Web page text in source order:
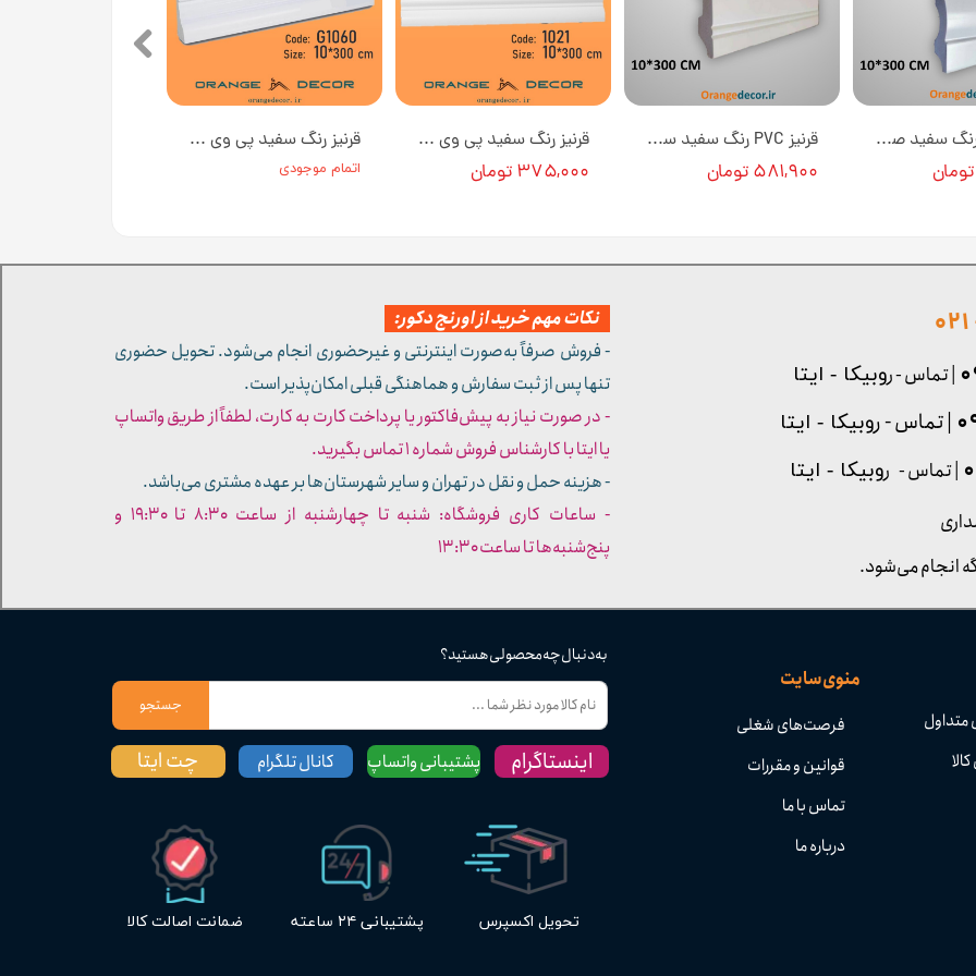
قرنیز رنگ سفید پی وی سی 10 سانتی متر کد G1060 طول ۳ متر [انبار تهران]
اتمام موجودی
قرنیز رنگ سفید پی وی سی 10 سانتی متر کد 1021 [انبار تهران]
۳۷۵,۰۰۰ تومان
قرنیز PVC رنگ سفید ساده عرض 10 سانت کد AH315 طول 3 متر [انبار تهران]
۵۸۱,۹۰۰ تومان
قرنیز PVC رنگ سفید صدفی عرض 10 سانت کد AH316 طول 3 متر [انبار تهران]
تحویل اکسپرس پشتیبانی ۲۴ ساعته ضمانت اصالت کالا
منوی سایت
فرصت‌های شغلی
قوانین و مقررات
تماس با ما
درباره ما
به دنبال چه محصولی هستید؟
جستجو
پشتیبانی واتساپ چت ایتا کانال تلگرام اینستاگرام
| تماس - روبیکا - ایتا
نکات مهم خرید از اورنج دکور:
- فروش صرفاً به‌صورت اینترنتی و غیرحضوری انجام می‌شود. تحویل حضوری
تنها پس از ثبت سفارش و هماهنگی قبلی امکان‌پذیر است.
- در صورت نیاز به پیش‌فاکتور یا پرداخت کارت به کارت، لطفاً از طریق واتساپ
یا ایتا با کارشناس فروش شماره ۱ تماس بگیرید.
- هزینه حمل و نقل در تهران و سایر شهرستان‌ها بر عهده مشتری می‌باشد.
- ساعات کاری فروشگاه: شنبه تا چهارشنبه از ساعت ۸:۳۰ تا ۱۹:۳۰ و
پنج‌شنبه‌ها تا ساعت ۱۳:۳۰​​​​​​​
| تماس - روبیکا - ایتا
| تماس - روبیکا - ایتا
انجام می‌شود.